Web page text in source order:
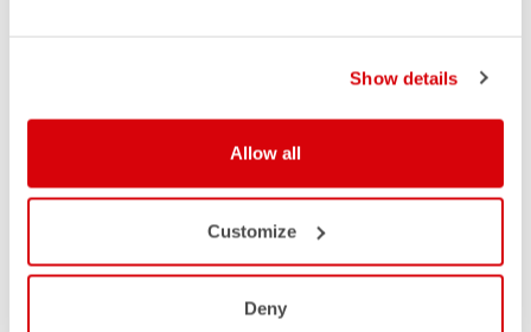
Show details
Allow all
Customize
Deny